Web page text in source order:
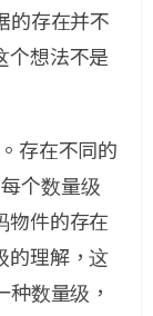
的存在并不
个想法不是
存在不同的
个数量级
物件的存在
的理解，这
数量级，